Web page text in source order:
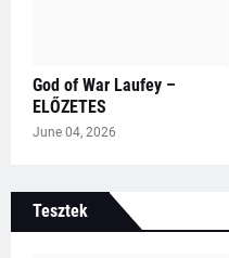
God of War Laufey –
ELŐZETES
June 04, 2026
Tesztek